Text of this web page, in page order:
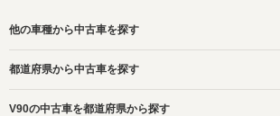
他の車種から中古車を探す
都道府県から中古車を探す
V90の中古車を都道府県から探す